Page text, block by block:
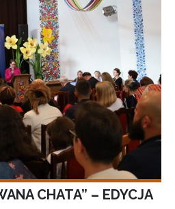
CHATA” – EDYCJA